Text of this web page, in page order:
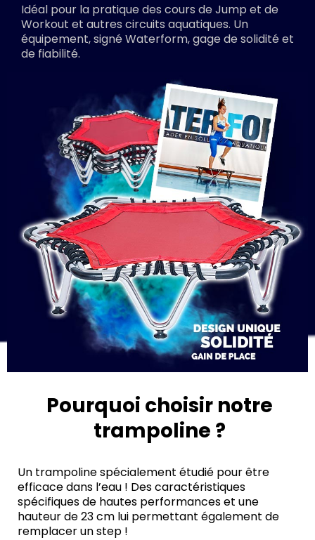
Idéal pour la pratique des cours de Jump et de
Workout et autres circuits aquatiques. Un
équipement, signé Waterform, gage de solidité et
de fiabilité.
Pourquoi choisir notre
trampoline ?
Un trampoline spécialement étudié pour être
efficace dans l’eau ! Des caractéristiques
spécifiques de hautes performances et une
hauteur de 23 cm lui permettant également de
remplacer un step !